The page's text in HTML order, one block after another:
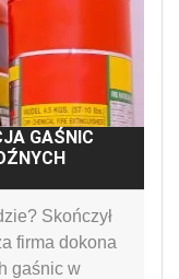
GAŚNIC
Skończył
firma dokona
gaśnic w